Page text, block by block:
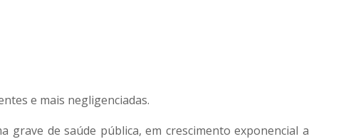
e mais negligenciadas.
grave de saúde pública, em crescimento exponencial a